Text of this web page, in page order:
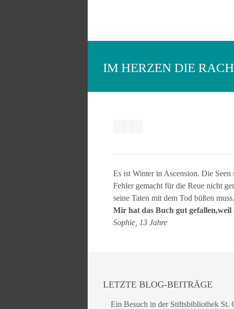
IM HERZEN DIE
Es ist Winter in Ascension. Die
Fehler gemacht für die Reue nicht
seine Taten mit dem Tod büßen
Mir hat das Buch gut
Sophie, 13 Jahre
LETZTE BLOG-BEITRÄGE
Ein Besuch in der Stiftsbibliothek St.